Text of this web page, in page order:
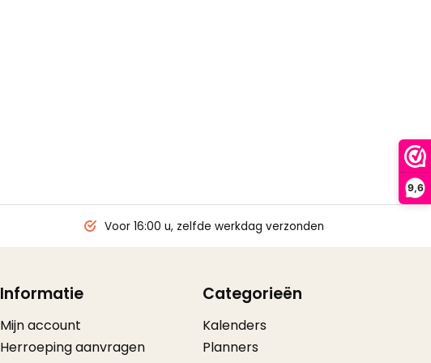
9,6
Voor 16:00 u, zelfde werkdag verzonden
Informatie
Mijn account
Herroeping aanvragen
Categorieën
Kalenders
Planners